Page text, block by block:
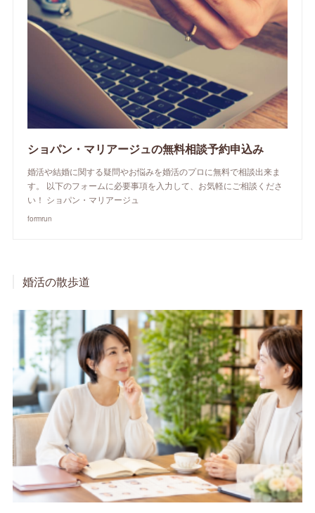
ショパン・マリアージュの無料相談予約申込み
婚活や結婚に関する疑問やお悩みを婚活のプロに無料で相談出来ま
す。 以下のフォームに必要事項を入力して、お気軽にご相談くださ
い！ ショパン・マリアージュ
formrun
婚活の散歩道